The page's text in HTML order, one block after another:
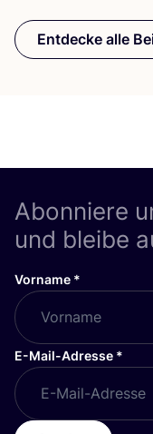
Entdecke alle
Abonniere
und bleibe
Vorname *
E-Mail-Adresse *